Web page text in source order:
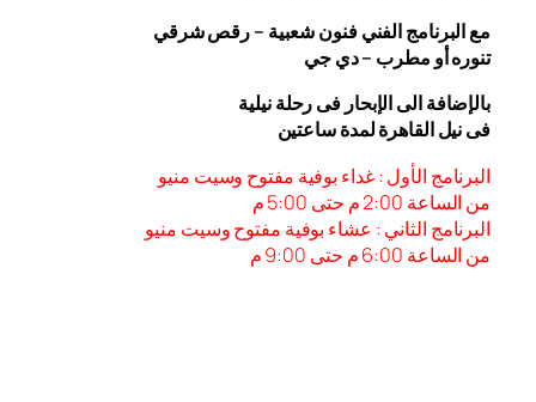
مع البرنامج الفني فنون شعبية – رقص شرقي
تنوره أو مطرب – دي جي
بالإضافة الى الإبحار فى رحلة نيلية
فى نيل القاهرة لمدة ساعتين
البرنامج الأول : غداء بوفية مفتوح وسيت منيو
من الساعة 2:00 م حتى 5:00 م
البرنامج الثاني : عشاء بوفية مفتوح وسيت منيو
من الساعة 6:00
م حتى 9:00 م